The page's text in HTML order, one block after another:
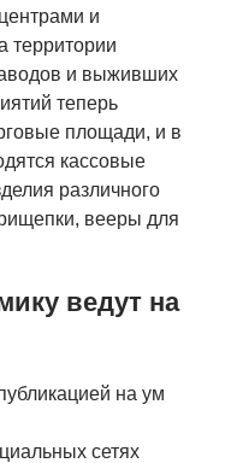
и
территории
и выживших
теперь
площади, и в
кассовые
различного
вееры для
ведут на
на ум
сетях